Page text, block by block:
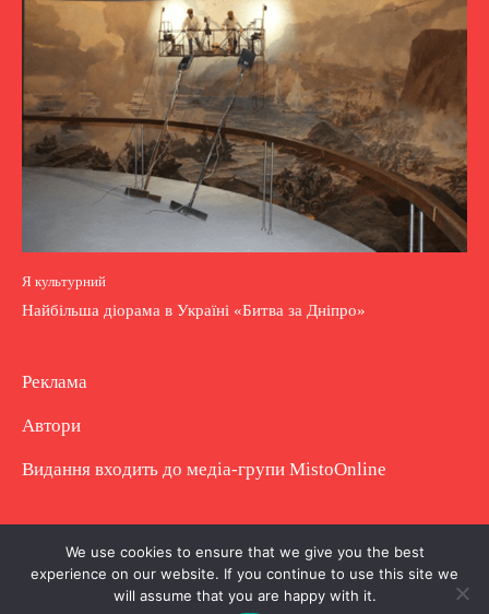
Я культурний
Найбільша діорама в Україні «Битва за Дніпро»
Реклама
Автори
Видання входить до медіа-групи MistoOnline
Copyright © Повне використання матеріалу
заборонено. Частково можна з гіперпосиланням.
We use cookies to ensure that we give you the best
experience on our website. If you continue to use this site we
will assume that you are happy with it.